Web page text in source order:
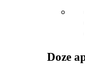
Doze